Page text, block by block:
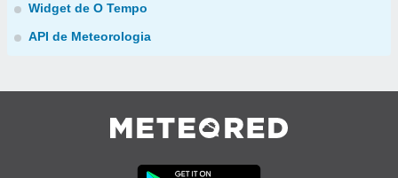
Widget de O Tempo
API de Meteorologia